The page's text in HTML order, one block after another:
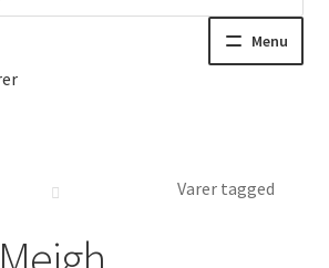
Menu
Varer tagged